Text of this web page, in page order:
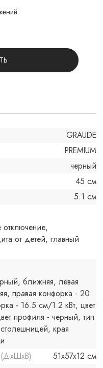
GRAUDE
PREMIUM
черный
45 см
5.1 см
отключение,
от детей, главный
ближняя, левая
правая конфорка - 20
- 16.5 см/1.2 кВт, цвет
профиля - черный, тип
края
(ДхШхВ)
51x57x12 см